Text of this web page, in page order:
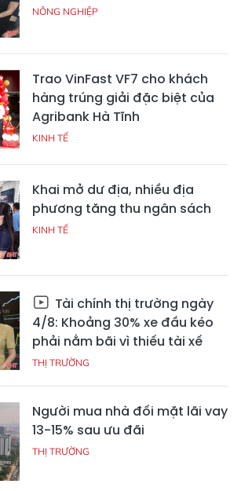
NÔNG NGHIỆP
Trao VinFast VF7 cho khách
hàng trúng giải đặc biệt của
Agribank Hà Tĩnh
KINH TẾ
Khai mở dư địa, nhiều địa
phương tăng thu ngân sách
KINH TẾ
Tài chính thị trường ngày
4/8: Khoảng 30% xe đầu kéo
phải nằm bãi vì thiếu tài xế
THỊ TRƯỜNG
Người mua nhà đối mặt lãi vay
13-15% sau ưu đãi
THỊ TRƯỜNG